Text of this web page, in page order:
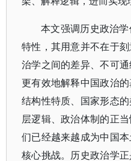
本文强调历史政治
特性，其用意并不在于
治学之间的差异、不可
更有效地解释中国政治
结构性特质、国家形态
层逻辑、政治体制的正
们已经越来越成为中国
核心挑战。历史政治学